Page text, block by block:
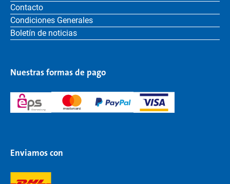
Contacto
Condiciones Generales
Boletín de noticias
Nuestras formas de pago
Enviamos con